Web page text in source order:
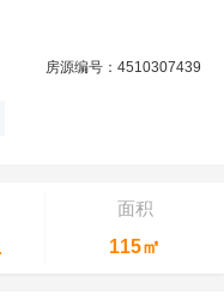
房源编号：4510307439
面积
115㎡